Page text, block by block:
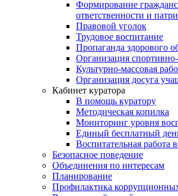
Формирование
ответственности и
Правовой уголок
Трудовое воспитание
Пропаганда здорового
Организация
Культурно-массовая
Организация досуга
Кабинет куратора
В помощь куратору
Методическая копилка
Мониторинг уровня
Единый бесплатный
Воспитательная работа
Безопасное поведение
Объединения по интересам
Планирование
Профилактика